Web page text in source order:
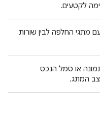
לקטעים.
מתגי החלפה לבין שורות
או סמל הנכס
המתג.